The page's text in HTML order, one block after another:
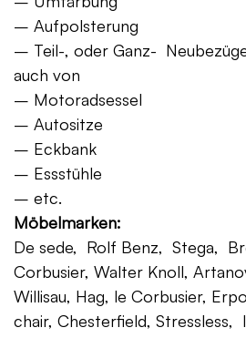
– Aufpolsterung
– Teil-, oder Ganz-
auch von
– Motoradsessel
– Autositze
– Eckbank
– Essstühle
– etc.
Möbelmarken:
De sede, Rolf Benz, Stega,
Corbusier, Walter Knoll,
Willisau, Hag, le Corbusier,
chair, Chesterfield, Stressless,